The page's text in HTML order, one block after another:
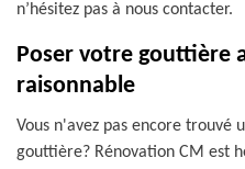
n’hésitez pas à nous contacter.
Poser votre gouttière
raisonnable
Vous n'avez pas encore trouvé
gouttière? Rénovation CM est